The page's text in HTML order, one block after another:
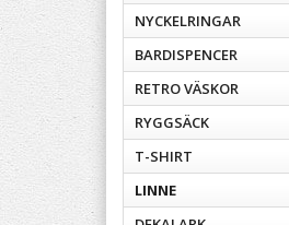
NYCKELRINGAR
BARDISPENCER
RETRO VÄSKOR
RYGGSÄCK
T-SHIRT
LINNE